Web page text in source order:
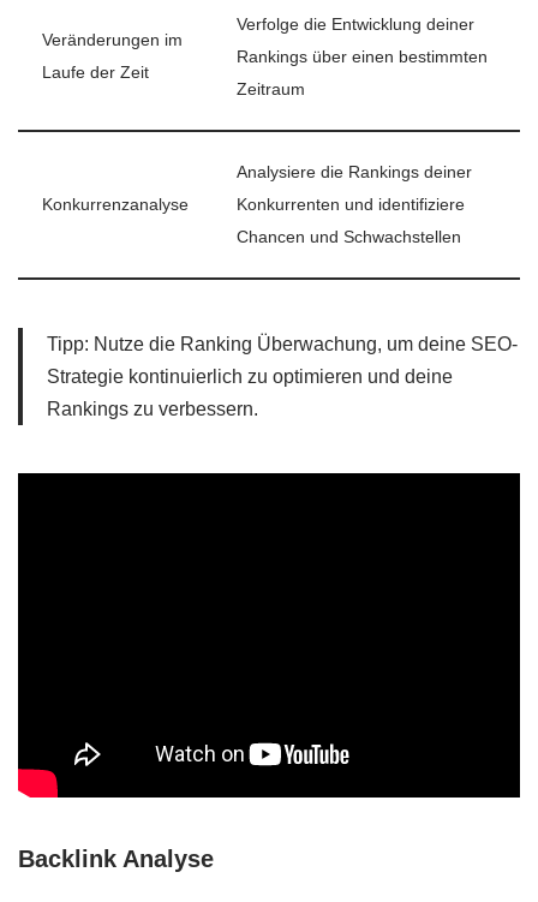
Veränderungen im
Laufe der Zeit
Verfolge die Entwicklung deiner
Rankings über einen bestimmten
Zeitraum
Konkurrenzanalyse
Analysiere die Rankings deiner
Konkurrenten und identifiziere
Chancen und Schwachstellen
Tipp: Nutze die Ranking Überwachung, um deine SEO-
Strategie kontinuierlich zu optimieren und deine
Rankings zu verbessern.
Backlink Analyse